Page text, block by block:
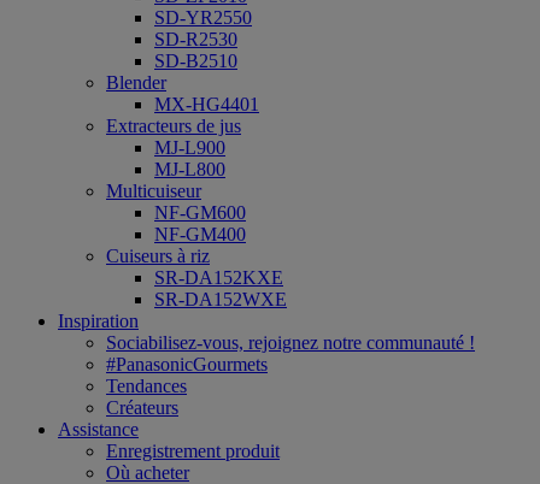
SD-YR2550
SD-R2530
SD-B2510
Blender
MX-HG4401
Extracteurs de jus
MJ-L900
MJ-L800
Multicuiseur
NF-GM600
NF-GM400
Cuiseurs à riz
SR-DA152KXE
SR-DA152WXE
Inspiration
Sociabilisez-vous, rejoignez notre communauté !
#PanasonicGourmets
Tendances
Créateurs
Assistance
Enregistrement produit
Où acheter